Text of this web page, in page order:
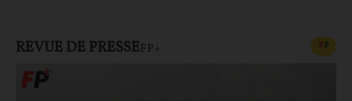
REVUE DE PRESSEFP+ FP